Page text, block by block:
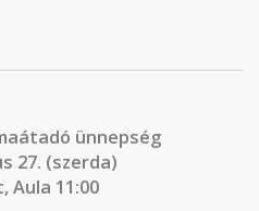
ünnepség
27. (szerda)
Aula 11:00